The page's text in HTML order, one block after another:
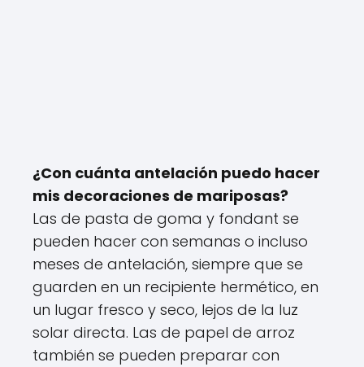
¿Con cuánta antelación puedo hacer
mis decoraciones de mariposas?
Las de pasta de goma y fondant se
pueden hacer con semanas o incluso
meses de antelación, siempre que se
guarden en un recipiente hermético, en
un lugar fresco y seco, lejos de la luz
solar directa. Las de papel de arroz
también se pueden preparar con